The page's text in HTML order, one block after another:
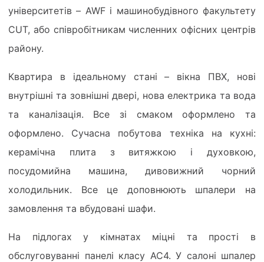
університетів – AWF і машинобудівного факультету
CUT, або співробітникам численних офісних центрів
району.
Квартира в ідеальному стані – вікна ПВХ, нові
внутрішні та зовнішні двері, нова електрика та вода
та каналізація. Все зі смаком оформлено та
оформлено. Сучасна побутова техніка на кухні:
керамічна плита з витяжкою і духовкою,
посудомийна машина, дивовижний чорний
холодильник. Все це доповнюють шпалери на
замовлення та вбудовані шафи.
На підлогах у кімнатах міцні та прості в
обслуговуванні панелі класу АС4. У салоні шпалер